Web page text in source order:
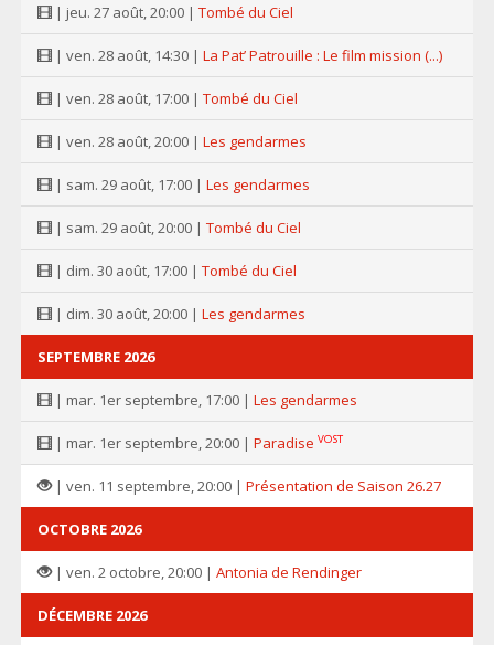
| jeu. 27 août, 20:00 | Tombé du Ciel
| ven. 28 août, 14:30 | La Pat’ Patrouille : Le film mission (...)
| ven. 28 août, 17:00 | Tombé du Ciel
| ven. 28 août, 20:00 | Les gendarmes
| sam. 29 août, 17:00 | Les gendarmes
| sam. 29 août, 20:00 | Tombé du Ciel
| dim. 30 août, 17:00 | Tombé du Ciel
| dim. 30 août, 20:00 | Les gendarmes
SEPTEMBRE 2026
| mar. 1er septembre, 17:00 | Les gendarmes
| mar. 1er septembre, 20:00 | Paradise VOST
| ven. 11 septembre, 20:00 | Présentation de Saison 26.27
OCTOBRE 2026
| ven. 2 octobre, 20:00 | Antonia de Rendinger
DÉCEMBRE 2026